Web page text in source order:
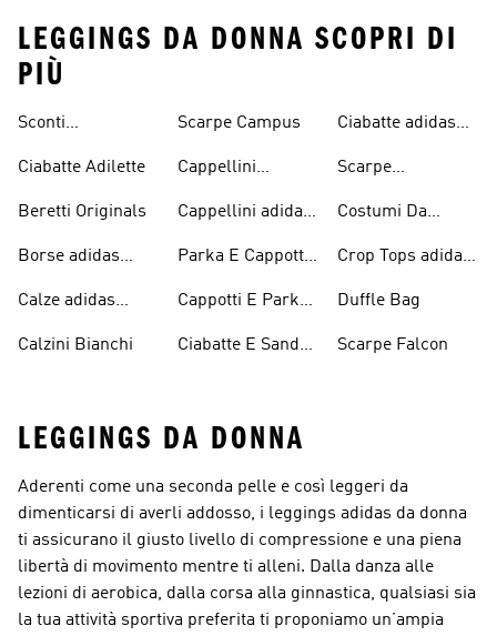
LEGGINGS DA DONNA SCOPRI DI
PIÙ
Sconti
adidas Originals
Ciabatte Adilette
Beretti Originals
Borse adidas
Calze adidas
Calzini Bianchi
Scarpe Campus
Cappellini
Cappellini adidas
Parka E Cappotti
Cappotti E Parkas
Ciabatte E Sandali
Ciabatte adidas
Scarpe
Costumi Da
Crop Tops adidas
Duffle Bag
Scarpe Falcon
LEGGINGS DA DONNA
Aderenti come una seconda pelle e così leggeri da
dimenticarsi di averli addosso, i leggings adidas da donna
ti assicurano il giusto livello di compressione e una piena
libertà di movimento mentre ti alleni. Dalla danza alle
lezioni di aerobica, dalla corsa alla ginnastica, qualsiasi sia
la tua attività sportiva preferita ti proponiamo un’ampia